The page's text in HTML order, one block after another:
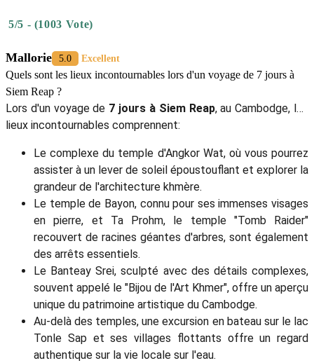
5/5 - (1003 Vote)
Mallorie 5.0 Excellent
Quels sont les lieux incontournables lors d'un voyage de 7 jours à
Siem Reap ?
Lors d'un voyage de 7 jours à Siem Reap, au Cambodge, les
lieux incontournables comprennent:
Le complexe du temple d'Angkor Wat, où vous pourrez
assister à un lever de soleil époustouflant et explorer la
grandeur de l'architecture khmère.
Le temple de Bayon, connu pour ses immenses visages
en pierre, et Ta Prohm, le temple "Tomb Raider"
recouvert de racines géantes d'arbres, sont également
des arrêts essentiels.
Le Banteay Srei, sculpté avec des détails complexes,
souvent appelé le "Bijou de l'Art Khmer", offre un aperçu
unique du patrimoine artistique du Cambodge.
Au-delà des temples, une excursion en bateau sur le lac
Tonle Sap et ses villages flottants offre un regard
authentique sur la vie locale sur l'eau.